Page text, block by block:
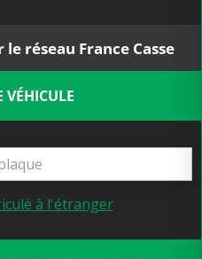
réseau France Casse
VÉHICULE
à l'étranger